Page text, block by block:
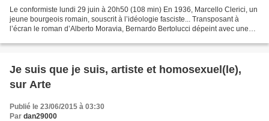
Le conformiste lundi 29 juin à 20h50 (108 min) En 1936, Marcello Clerici, un
jeune bourgeois romain, souscrit à l’idéologie fasciste... Transposant à
l’écran le roman d’Alberto Moravia, Bernardo Bertolucci dépeint avec une
Je suis que je suis, artiste et homosexuel(le),
sur Arte
Publié le 23/06/2015 à 03:30
Par dan29000